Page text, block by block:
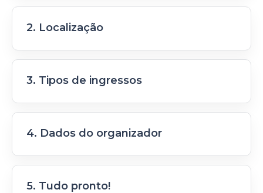
2. Localização
plataforma online na qual o evento será
transmitido.
3. Tipos de ingressos
trabalhe com taxas da forma mais confortável
para você.
Como criar ingressos em lotes
4. Dados do organizador
com os seus participantes e clique em publicar.
5. Tudo pronto!